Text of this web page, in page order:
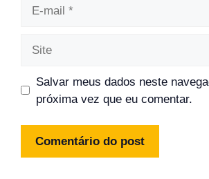
Salvar meus dados neste
próxima vez que eu comentar.